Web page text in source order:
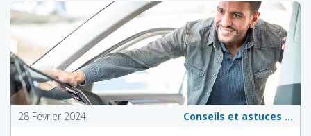
28 Février 2024 Conseils et astuces pour les propriétaires de véhicules